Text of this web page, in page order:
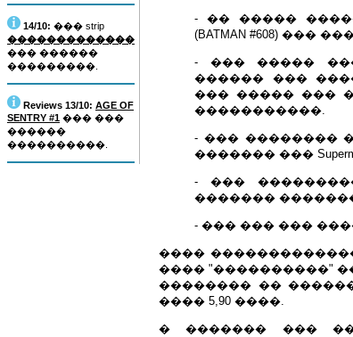
14/10: ��� strip
�������������
��� ������
���������.
Reviews 13/10: AGE OF
SENTRY #1 ��� ���
������
����������.
- �� ����� �����
(BATMAN #608) ���
- ��� �����
������ ���
��� ����� ���
�����������.
- ��� ��������
������� ���
- ���
�������
- ��� ��� ��� ����
���� �������������,
���� "����������"
�������� ��
���� 5,90 ����.
� ������� ���